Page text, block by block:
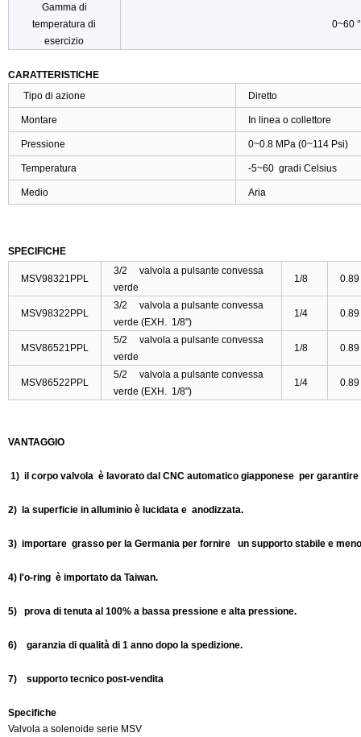
Gamma di
temperatura di
esercizio
0~60
CARATTERISTICHE
Tipo di azione
Diretto
Montare In linea o collettore
Pressione 0~0.8 MPa (0~114 Psi)
Temperatura -5~60 gradi Celsius
Medio Aria
SPECIFICHE
MSV98321PPL
3/2 valvola a pulsante convessa
verde
1/8 0.89
MSV98322PPL
3/2 valvola a pulsante convessa
verde (EXH. 1/8")
1/4 0.89
MSV86521PPL
5/2 valvola a pulsante convessa
verde
1/8 0.89
MSV86522PPL
5/2 valvola a pulsante convessa
verde (EXH. 1/8")
1/4 0.89
VANTAGGIO
1) il corpo valvola è lavorato dal CNC automatico giapponese per
2) la superficie in alluminio è lucidata e anodizzata.
3) importare grasso per la Germania per fornire un supporto stabile e
4) l'o-ring è importato da Taiwan.
5) prova di tenuta al 100% a bassa pressione e alta pressione.
6) garanzia di qualità di 1 anno dopo la spedizione.
7) supporto tecnico post-vendita
Specifiche
Valvola a solenoide serie MSV